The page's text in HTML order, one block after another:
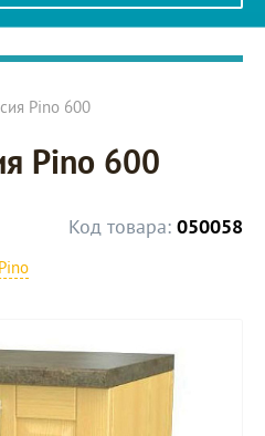
Pino 600
Pino 600
Код товара: 050058